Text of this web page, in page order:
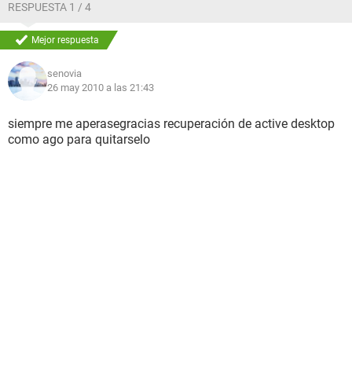
RESPUESTA 1 / 4
Mejor respuesta
senovia
26 may 2010 a las 21:43
siempre me aperasegracias recuperación de active desktop
como ago para quitarselo